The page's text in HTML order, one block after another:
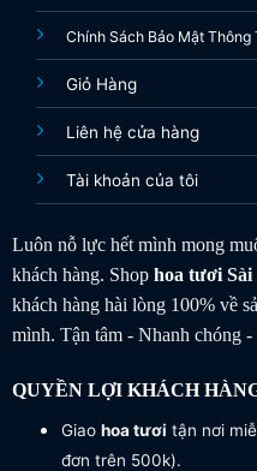
Chính Sách Bảo Mật Thông
Giỏ Hàng
Liên hệ cửa hàng
Tài khoản của tôi
Luôn nỗ lực hết mình mong
khách hàng. Shop hoa tươiSài
khách hàng hài lòng 100% về
mình. Tận tâm - Nhanh chóng
QUYỀN LỢI KHÁCH
Giao hoa tươi tận nơi
đơn trên 500k).